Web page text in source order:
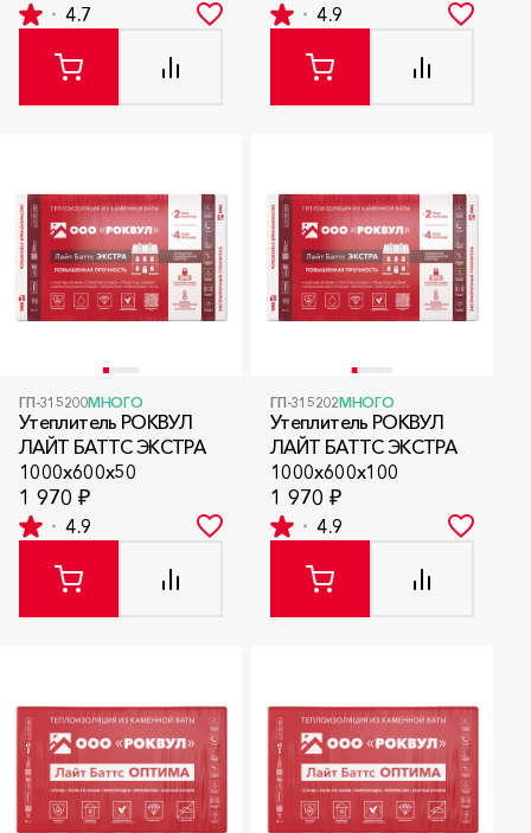
4.7 4.9
ГП-315200МНОГО
Утеплитель РОКВУЛ
ЛАЙТ БАТТС ЭКСТРА
1000x600x50
1 970 ₽
4.9
ГП-315202МНОГО
Утеплитель РОКВУЛ
ЛАЙТ БАТТС ЭКСТРА
1000x600x100
1 970 ₽
4.9